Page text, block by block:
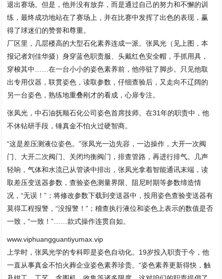
退出赛场。但是，他并没有放弃，而是通过自己的努力和不懈的训
练，最终成功地站在了赛场上，并在比赛中发挥了出色的表现，赢
得了球迷们的赞誉和尊重。
厂区里，几层楼高的大型石化素养连成一派。张凤光（见上图，本
报记者刘佳华摄）身穿蓝色职责服、头戴红色安全帽，手抓用具，
穿梭其中……在一台小小的姿色素养前，他停驻了脚步。只见他取
出专用仪器，联贯姿色，读取参数，仔细查验后，又走向不辽阔的
另一台姿色，熟练地重叠刚才的看成，心扉专注。
张凤光，中石油抚顺石化公司姿色首席技师。在31年的职责中，他
不休钻研手段，锤真金不怕火过硬智商。
“这是差压测液位姿色。”张凤光一边先容，一边操作，大开一次阀
门、大开二次阀门、关闭均衡阀门，排查管路，再进行排气。几声
轻响，气体和水流已从管谈中排出，张凤光拿着智能通讯末端，读
取差压变送器参数，查验姿色测量界限、阻尼时期等参数缔造情
况，“无误！”；将修改参数下载到变送器中，投用姿色查验变送器有
莫得工程报警，“没报警！”；稽查执行液位和姿色上表示的数值是否
一致，“一致！”……款式操作连贯自如。
www.viphuangguantiyumax.vip
上学时，张凤光学的专科即是姿色自动化。19岁投入职责于今，他
一直从事真金不怕火葬企业姿色素养珍贵。“姿色素养更新得快，触